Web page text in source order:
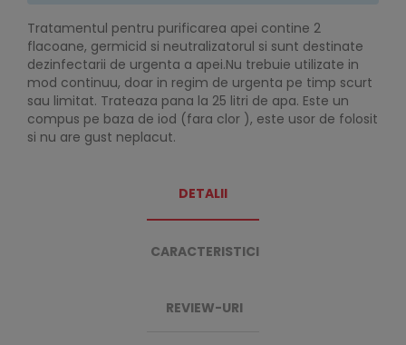
Tratamentul pentru purificarea apei contine 2
flacoane, germicid si neutralizatorul si sunt destinate
dezinfectarii de urgenta a apei.Nu trebuie utilizate in
mod continuu, doar in regim de urgenta pe timp scurt
sau limitat. Trateaza pana la 25 litri de apa. Este un
compus pe baza de iod (fara clor ), este usor de folosit
si nu are gust neplacut.
DETALII
CARACTERISTICI
REVIEW-URI